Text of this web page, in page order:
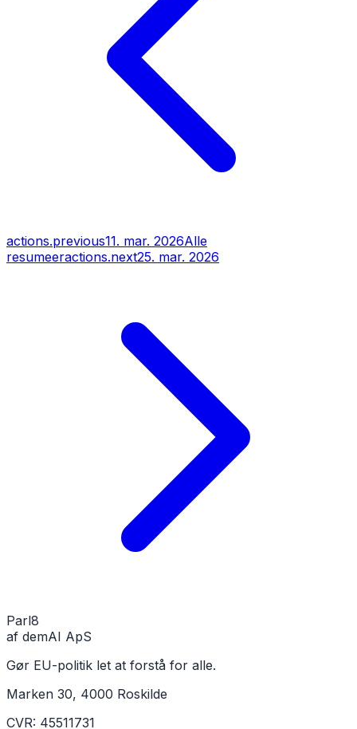
actions.previous11. mar. 2026Alle
resumeeractions.next25. mar. 2026
Parl8
af demAI ApS
Gør EU-politik let at forstå for alle.
Marken 30, 4000 Roskilde
CVR: 45511731